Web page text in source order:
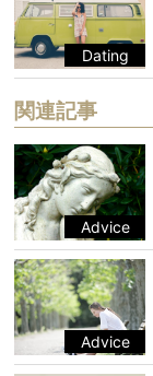
Dating
関連記事
Advice
Advice